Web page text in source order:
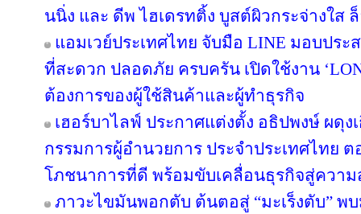
นนิ่ง และ ดีพ ไฮเดรทติ้ง บูสต์ผิวกระจ่างใส
แอมเวย์ประเทศไทย จับมือ LINE มอบปร
ที่สะดวก ปลอดภัย ครบครัน เปิดใช้งาน
ต้องการของผู้ใช้สินค้าและผู้ทำธุรกิจ
เฮอร์บาไลฟ์ ประกาศแต่งตั้ง อธิปพงษ์ ผดุง
กรรมการผู้อำนวยการ ประจำประเทศไทย
โภชนาการที่ดี พร้อมขับเคลื่อนธุรกิจสู่ความ
ภาวะไขมันพอกตับ ต้นตอสู่ “มะเร็งตับ” พ